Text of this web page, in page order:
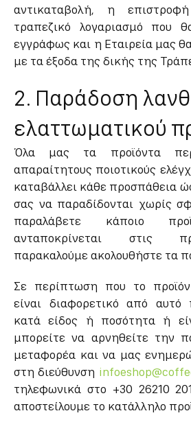
αντικαταβολή, η
τραπεζικό λογαριασμό που
εγγράφως και η Εταιρεία μας
με τα έξοδα της δικής της
2. Παράδοση
ελαττωματικού
Όλα μας τα προϊόντα
απαραίτητους ποιοτικούς
καταβάλλει κάθε προσπάθεια
σας να παραδίδονται χωρίς
παραλάβετε κάποιο
ανταποκρίνεται στις
παρακαλούμε ακολουθήστε τα
Σε περίπτωση που το
είναι διαφορετικό από αυτό
κατά είδος ή ποσότητα ή
μπορείτε να αρνηθείτε την
μεταφορέα και να μας
στη διεύθυνση
τηλεφωνικά στο +30 26210
αποστείλουμε το κατάλληλο